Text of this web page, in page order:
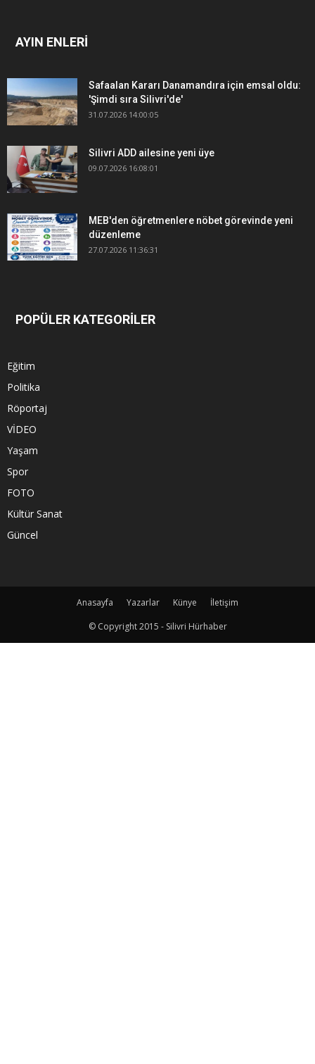
AYIN ENLERİ
Safaalan Kararı Danamandıra için emsal oldu:
'Şimdi sıra Silivri'de'
31.07.2026 14:00:05
Silivri ADD ailesine yeni üye
09.07.2026 16:08:01
MEB'den öğretmenlere nöbet görevinde yeni
düzenleme
27.07.2026 11:36:31
POPÜLER KATEGORİLER
Eğitim
Politika
Röportaj
VİDEO
Yaşam
Spor
FOTO
Kültür Sanat
Güncel
Anasayfa Yazarlar Künye
İletişim
© Copyright 2015 - Silivri Hürhaber